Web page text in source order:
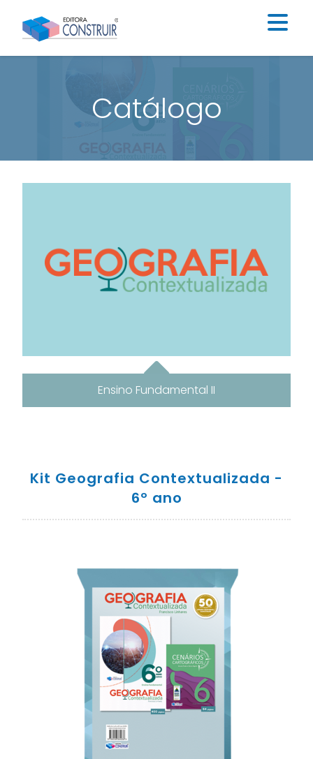
Institucional
Catálogo
Educação Infantil
Ensino Fundamental I
Contato
Catálogo
Ensino Fundamental II
Kit Geografia Contextualizada -
6º ano